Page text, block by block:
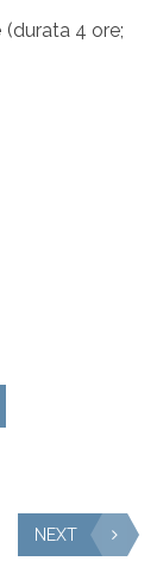
(durata 4 ore;
NEXT